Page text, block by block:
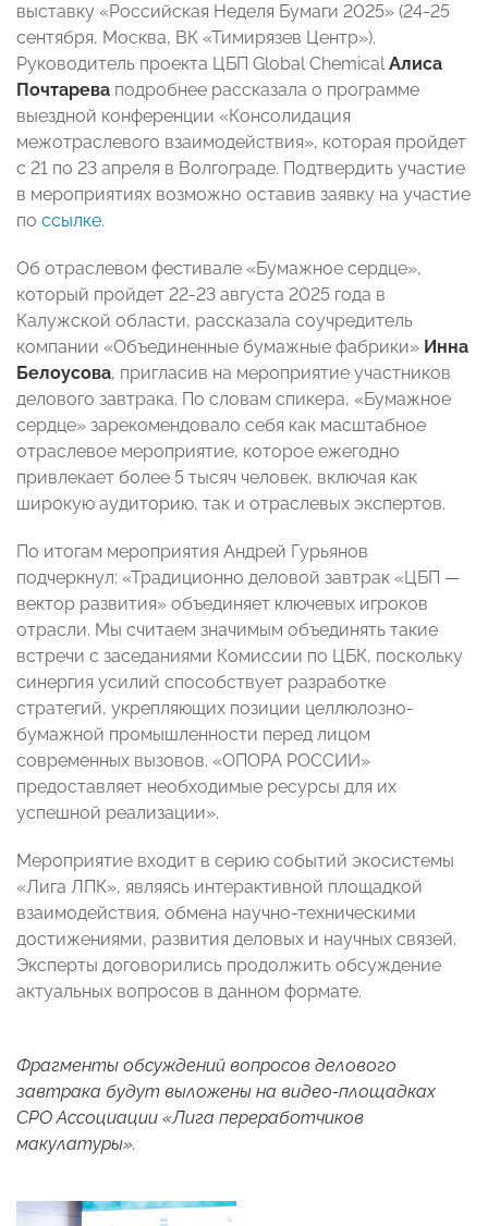
выставку «Российская Неделя Бумаги 2025» (24-25
сентября, Москва, ВК «Тимирязев Центр»).
Руководитель проекта ЦБП Global ChemicalАлиса
Почтарева подробнее рассказала о программе
выездной конференции «Консолидация
межотраслевого взаимодействия», которая пройдет
с 21 по 23 апреля в Волгограде. Подтвердить участие
в мероприятиях возможно оставив заявку на участие
по ссылке.
Об отраслевом фестивале «Бумажное сердце»,
который пройдет 22-23 августа 2025 года в
Калужской области, рассказала соучредитель
компании «Объединенные бумажные фабрики» Инна
Белоусова, пригласив на мероприятие участников
делового завтрака. По словам спикера, «Бумажное
сердце» зарекомендовало себя как масштабное
отраслевое мероприятие, которое ежегодно
привлекает более 5 тысяч человек, включая как
широкую аудиторию, так и отраслевых экспертов.
По итогам мероприятия Андрей Гурьянов
подчеркнул: «Традиционно деловой завтрак «ЦБП —
вектор развития» объединяет ключевых игроков
отрасли. Мы считаем значимым объединять такие
встречи с заседаниями Комиссии по ЦБК, поскольку
синергия усилий способствует разработке
стратегий, укрепляющих позиции целлюлозно-
бумажной промышленности перед лицом
современных вызовов. «ОПОРА РОССИИ»
предоставляет необходимые ресурсы для их
успешной реализации».
Мероприятие входит в серию событий экосистемы
«Лига ЛПК», являясь интерактивной площадкой
взаимодействия, обмена научно-техническими
достижениями, развития деловых и научных связей.
Эксперты договорились продолжить обсуждение
актуальных вопросов в данном формате.
Фрагменты обсуждений вопросов делового
завтрака будут выложены на видео-площадках
СРО Ассоциации «Лига переработчиков
макулатуры».